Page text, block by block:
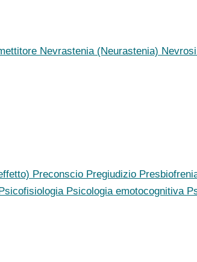
Nevrastenia (Neurastenia) Nevrosi
Preconscio Pregiudizio
Psicologia emotocognitiva